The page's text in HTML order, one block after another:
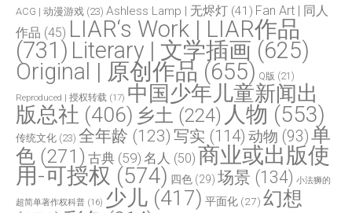
ACG | 动漫游戏 (23) Ashless Lamp | 无烬灯 (41) Fan Art | 同人
作品 (45) LIAR‘s Work | LIAR作品
(731) Literary | 文学插画 (625)
Original | 原创作品 (655) Q版 (21)
Reproduced | 授权转载 (17) 中国少年儿童新闻出
版总社 (406) 乡土 (224) 人物 (553)
传统文化 (23) 全年龄 (123) 写实 (114) 动物 (93)单
色 (271) 古典 (59) 名人 (50) 商业或出版使
用-可授权 (574) 四色 (29) 场景 (134) 小法狮的
超简单著作权科普 (16) 少儿 (417) 平面化 (27) 幻想